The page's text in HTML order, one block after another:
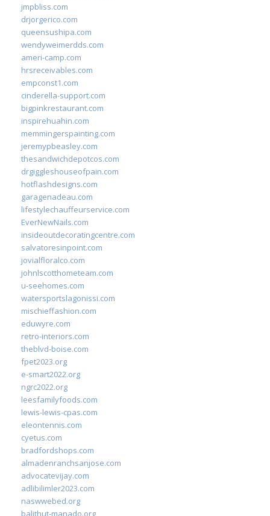
jmpbliss.com
drjorgerico.com
queensushipa.com
wendyweimerdds.com
ameri-camp.com
hrsreceivables.com
empconst1.com
cinderella-support.com
bigpinkrestaurant.com
inspirehuahin.com
memmingerspainting.com
jeremypbeasley.com
thesandwichdepotcos.com
drgiggleshouseofpain.com
hotflashdesigns.com
garagenadeau.com
lifestylechauffeurservice.com
EverNewNails.com
insideoutdecoratingcentre.com
salvatoresinpoint.com
jovialfloralco.com
johnlscotthometeam.com
u-seehomes.com
watersportslagonissi.com
mischieffashion.com
eduwyre.com
retro-interiors.com
theblvd-boise.com
fpet2023.org
e-smart2022.org
ngrc2022.org
leesfamilyfoods.com
lewis-lewis-cpas.com
eleontennis.com
cyetus.com
bradfordshops.com
almadenranchsanjose.com
advocatevijay.com
adlibilimler2023.com
naswwebed.org
balithut-manado.org